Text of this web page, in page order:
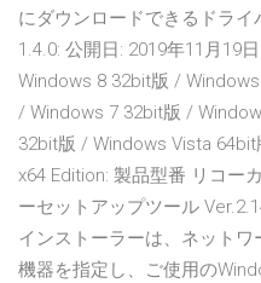
にダウンロードできるドラ
1.4.0: 公開日: 2019年11月19
Windows 8 32bit版 /
/ Windows 7 32bit版 /
32bit版 / Windows Vista
x64 Edition: 製品型番 リコー
ーセットアップツール
インストーラーは、ネット
機器を指定し、ご使用の